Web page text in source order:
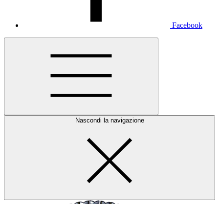
Facebook
Nascondi la navigazione